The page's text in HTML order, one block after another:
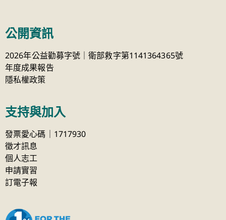
公開資訊
2026年公益勸募字號｜衛部救字第1141364365號
年度成果報告
隱私權政策
支持與加入
發票愛心碼｜1717930
徵才訊息
個人志工
申請實習
訂電子報